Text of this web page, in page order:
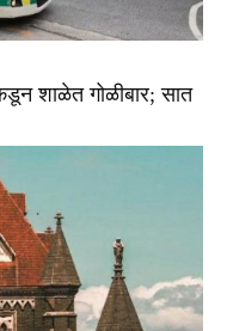
शाळेत गोळीबार; सात